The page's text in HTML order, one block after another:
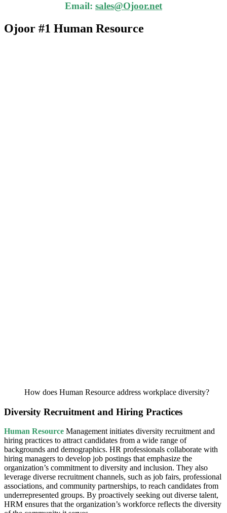
Email: sales@Ojoor.net
Ojoor #1 Human Resource
How does Human Resource address workplace diversity?
Diversity Recruitment and Hiring Practices
Human Resource Management initiates diversity recruitment and
hiring practices to attract candidates from a wide range of
backgrounds and demographics. HR professionals collaborate with
hiring managers to develop job postings that emphasize the
organization’s commitment to diversity and inclusion. They also
leverage diverse recruitment channels, such as job fairs, professional
associations, and community partnerships, to reach candidates from
underrepresented groups. By proactively seeking out diverse talent,
HRM ensures that the organization’s workforce reflects the diversity